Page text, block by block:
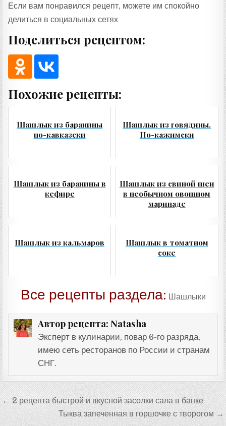
Если вам понравился рецепт, можете им спокойно
делиться в социальных сетях
Поделиться рецептом:
Похожие рецепты:
Шашлык из баранины
по-кавказски
Шашлык из говядины.
По-кажимски
Шашлык из баранины в
кефире
Шашлык из свиной шеи
в необычном овощном
маринаде
Шашлык из кальмаров
Шашлык в томатном
соке
Все рецепты раздела: Шашлыки
Автор рецепта: Natasha
Эксперт в кулинарии, повар 6-го разряда,
имею сеть ресторанов по России и странам
СНГ.
Навигация
по
← 2 рецепта быстрой и вкусной засолки сала в банке
Тыква запеченная в горшочке с творогом →